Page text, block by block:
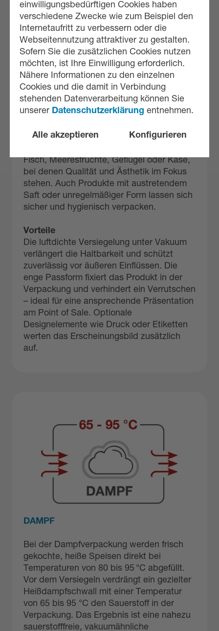
einwilligungsbedürftigen Cookies haben
verschiedene Zwecke wie zum Beispiel den
Internetaufritt zu verbessern oder die
Webseitennutzung attraktiver zu gestalten.
Sofern Sie die zusätzlichen Cookies nutzen
möchten, ist Ihre Einwilligung erforderlich.
Nähere Informationen zu den einzelnen
Cookies und die damit in Verbindung
stehenden Datenverarbeitung können Sie
unserer Datenschutzerklärung entnehmen.
Alle akzeptieren Konfigurieren
SKIN
Skin-Verpackungen umhüllen das Produkt
wie eine zweite Haut. Die flexible Oberfolie
legt sich spannungsfrei an und versiegelt
das Produkt flächig auf einer stabilen
Unterfolie oder Schale.
Besonders geeignet für hochwertige,
Fisch, Meeresfrüchte, Geflügel oder Käse,
bei denen Qualität und Ästhetik im Fokus
stehen. Auch Produkte mit austretendem
Saft oder unregelmäßiger Form lassen sich
sicher und hygienisch verpacken.
Vorteile
Die luftdichte Versiegelung unter Vakuum
verlängert die Haltbarkeit und schützt
zuverlässig vor äußeren Einflüssen. Die
enge Passform fixiert das Produkt in der
Verpackung und verhindert ein Verrutschen
– ideal für eine ansprechende Präsentation
am Point of Sale. Optionale
Designelemente wie Druck oder Etiketten
werten das Erscheinungsbild zusätzlich
auf.
DAMPF
Bei der Dampfverpackung werden frisch
gekochte, heiße Speisen direkt bei
Temperaturen von 80 bis 95 °C abgefüllt.
Vor dem Versiegeln verdrängt ein gezielter
Heißdampfschwall mit einer Temperatur
von 65 bis 95 °C den Sauerstoff in der
Verpackung. Das Ergebnis ist eine nahezu
sauerstofffreie, vakuumähnliche